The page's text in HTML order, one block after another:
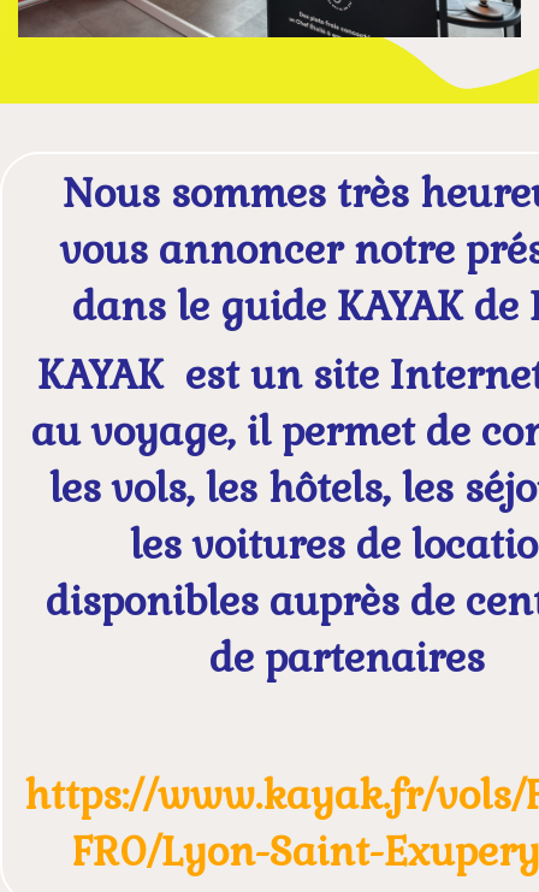
Nous sommes très
vous annoncer notre
dans le guide KAYAK de
KAYAKest un site
au voyage, il permet de
les vols, les hôtels, les
les voitures de
disponibles auprès de
de partenaires
https://www.kayak.fr/vols/
FR0/Lyon-Saint-